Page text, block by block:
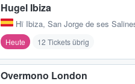
Hugel Ibiza
Hï Ibiza, San Jorge de ses
Heute 12 Tickets übrig
Overmono London